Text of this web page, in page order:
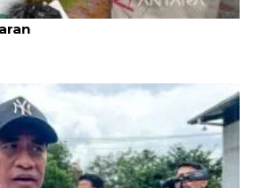
bantuan beras-minyak